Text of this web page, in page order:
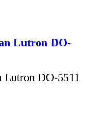
Lutron DO-
DO-5511